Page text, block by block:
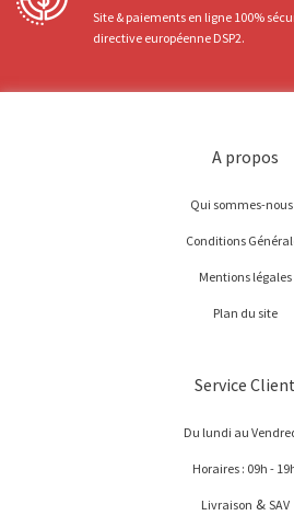
Site & paiements en ligne 100%
directive européenne DSP2.
A propos
Qui sommes-nous
Conditions
Mentions légales
Plan du site
Service Client
Du lundi au
Horaires : 09h -
Livraison & SAV